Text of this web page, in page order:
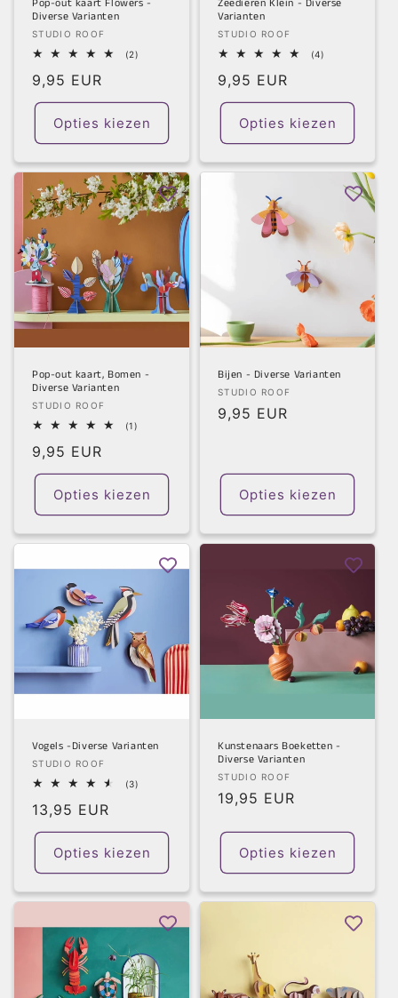
Pop-out kaart Flowers -
Diverse Varianten
Verkoper:
STUDIO ROOF
(2)
Normale
prijs
9,95 EUR
Opties kiezen
Zeedieren Klein - Diverse
Varianten
Verkoper:
STUDIO ROOF
(4)
Normale
prijs
9,95 EUR
Opties kiezen
Pop-out kaart, Bomen -
Diverse Varianten
Verkoper:
STUDIO ROOF
(1)
Normale
prijs
9,95 EUR
Opties kiezen
Bijen - Diverse Varianten
Verkoper:
STUDIO ROOF
Normale
9,95 EUR
Opties kiezen
Vogels -Diverse Varianten
Verkoper:
STUDIO ROOF
(3)
Normale
prijs
13,95 EUR
Opties kiezen
Kunstenaars Boeketten -
Diverse Varianten
Verkoper:
STUDIO ROOF
Normale
19,95 EUR
Opties kiezen